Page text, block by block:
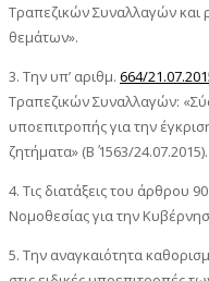
Τραπεζικών Συναλλαγών και
θεμάτων».
3. Την υπ’ αριθμ. 664/
Τραπεζικών Συναλλαγών:
υποεπιτροπής για την
ζητήματα» (Β΄ 1563/24.07.2015).
4. Τις διατάξεις του άρθρου
Νομοθεσίας για την
5. Την αναγκαιότητα